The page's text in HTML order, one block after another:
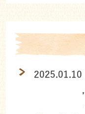
2025.01.10
,